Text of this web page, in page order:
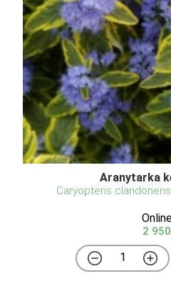
Aranytarka
Caryopteris
2